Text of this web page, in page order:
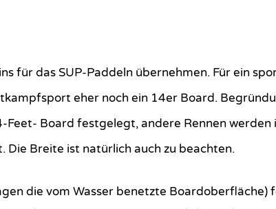
für das SUP-Paddeln übernehmen. Für ein
eher noch ein 14er Board.
Feet- Board festgelegt, andere Rennen werden
Breite ist natürlich auch zu beachten.
die vom Wasser benetzte Boardoberfläche)